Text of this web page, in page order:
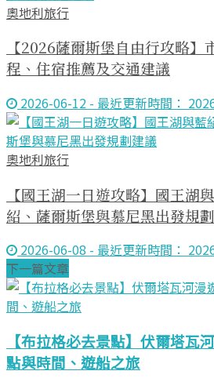
奧地利旅行
【2026薩爾斯堡自由行攻略】
程、住宿推薦及交通建議
2026-06-12 - 最近更新時間：
奧地利旅行
【國王湖一日遊攻略】國王湖
紹、薩爾斯堡與慕尼黑出發規
2026-06-08 - 最近更新時間：
下一篇文章
【布拉格必去景點】伏爾塔瓦
點與時間、遊船之旅